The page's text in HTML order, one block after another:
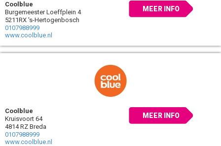
Coolblue
Burgemeester Loeffplein 4
5211RX 's-Hertogenbosch
0107988999
www.coolblue.nl
MEER INFO
Coolblue
Kruisvoort 64
4814 RZ Breda
0107988999
www.coolblue.nl
MEER INFO